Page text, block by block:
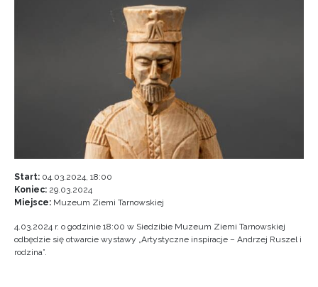
Start: 04.03.2024, 18:00
Koniec: 29.03.2024
Miejsce: Muzeum Ziemi Tarnowskiej
4.03.2024 r. o godzinie 18:00 w Siedzibie Muzeum Ziemi Tarnowskiej
odbędzie się otwarcie wystawy „Artystyczne inspiracje – Andrzej Ruszel i
rodzina”.